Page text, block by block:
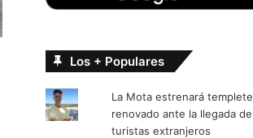
Los + Populares
La Mota estrenará templete
renovado ante la llegada de
turistas extranjeros